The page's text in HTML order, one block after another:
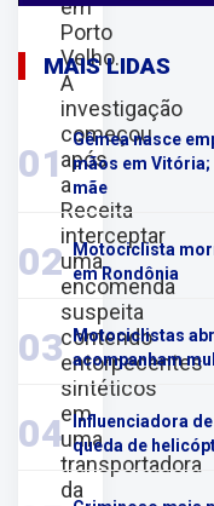
em
Porto
Velho.
A
investigação
começou
após
a
Receita
interceptar
uma
encomenda
suspeita
contendo
entorpecentes
sintéticos
em
uma
transportadora
da
MAIS LIDAS
01
Gêmea nasce
mãos em
mãe
02
Motociclista
em Rondônia
03
Motociclistas
acompanham
04
Influenciadora
queda de